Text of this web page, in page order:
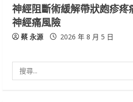
神經阻斷術緩解帶狀皰疹
神經痛風險
蔡 永源 2026 年 8 月 5 日
尋